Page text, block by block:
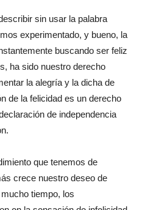
sin usar la palabra
experimentado, y bueno, la
buscando ser feliz
ha sido nuestro derecho
la alegría y la dicha de
de la felicidad es un derecho
de independencia
que tenemos de
crece nuestro deseo de
tiempo, los